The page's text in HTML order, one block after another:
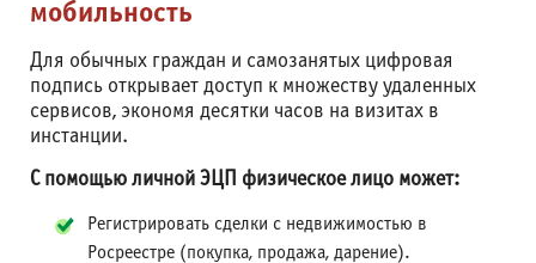
мобильность
Для обычных граждан и самозанятых цифровая
подпись открывает доступ к множеству удаленных
сервисов, экономя десятки часов на визитах в
инстанции.
С помощью личной ЭЦП физическое лицо может:
Регистрировать сделки с недвижимостью в
Росреестре (покупка, продажа, дарение).